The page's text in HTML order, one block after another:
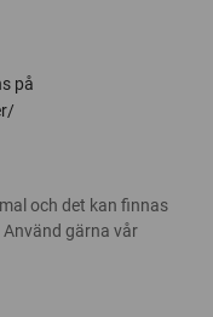
på
och det kan finnas
gärna vår